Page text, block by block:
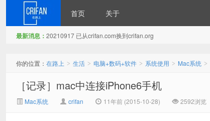
首页 关于
最新消息： 20210917 已从crifan.com换到crifan.org
你的位置： 在路上 > 生活 > 电脑+数码+软件 > 系统使用 > Mac系统 >
［记录］mac中连接iPhone6手机
Mac系统 crifan 11年前 (2015-10-28) 2592浏览